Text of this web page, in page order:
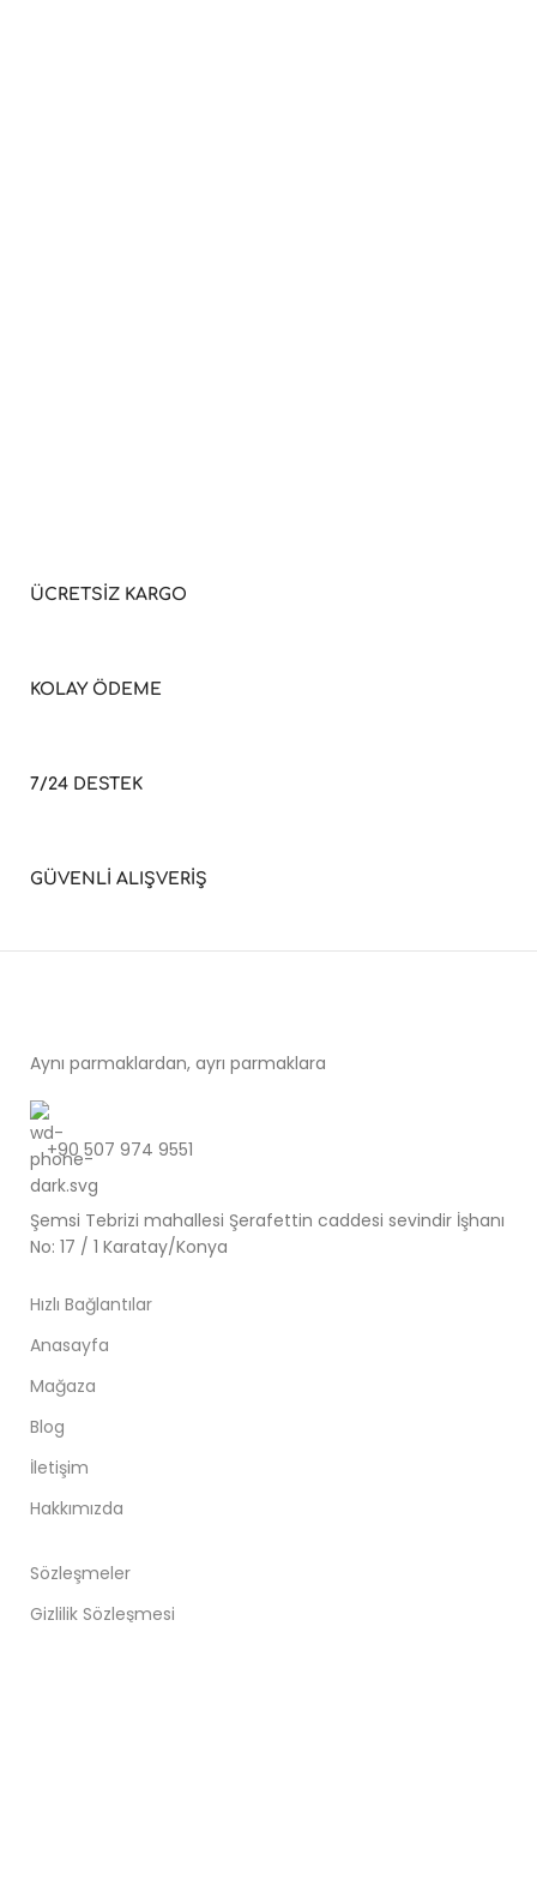
ÜCRETSİZ KARGO
KOLAY ÖDEME
7/24 DESTEK
GÜVENLİ ALIŞVERİŞ
Aynı parmaklardan, ayrı parmaklara
+90 507 974 9551
Şemsi Tebrizi mahallesi Şerafettin caddesi sevindir İşhanı
No: 17 / 1 Karatay/Konya
Hızlı Bağlantılar
Anasayfa
Mağaza
Blog
İletişim
Hakkımızda
Sözleşmeler
Gizlilik Sözleşmesi